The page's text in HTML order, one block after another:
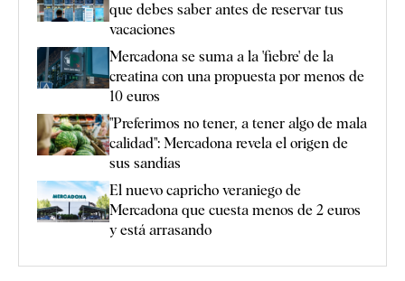
que debes saber antes de reservar tus
vacaciones
Mercadona se suma a la 'fiebre' de la
creatina con una propuesta por menos de
10 euros
"Preferimos no tener, a tener algo de mala
calidad": Mercadona revela el origen de
sus sandías
El nuevo capricho veraniego de
Mercadona que cuesta menos de 2 euros
y está arrasando